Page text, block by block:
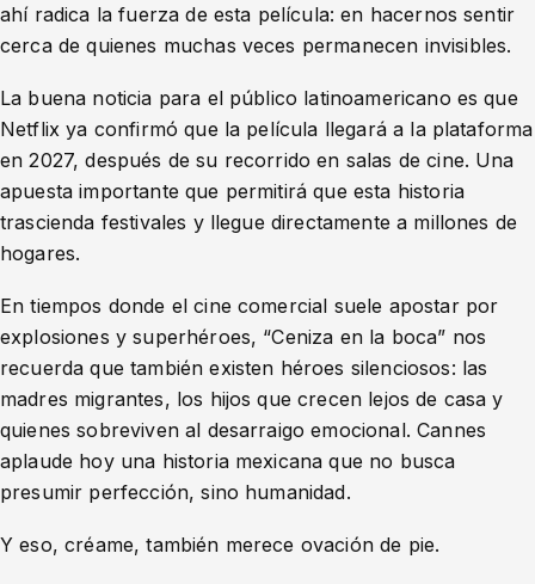
ahí radica la fuerza de esta película: en hacernos sentir
cerca de quienes muchas veces permanecen invisibles.
La buena noticia para el público latinoamericano es que
Netflix ya confirmó que la película llegará a la plataforma
en 2027, después de su recorrido en salas de cine. Una
apuesta importante que permitirá que esta historia
trascienda festivales y llegue directamente a millones de
hogares.
En tiempos donde el cine comercial suele apostar por
explosiones y superhéroes, “Ceniza en la boca” nos
recuerda que también existen héroes silenciosos: las
madres migrantes, los hijos que crecen lejos de casa y
quienes sobreviven al desarraigo emocional. Cannes
aplaude hoy una historia mexicana que no busca
presumir perfección, sino humanidad.
Y eso, créame, también merece ovación de pie.